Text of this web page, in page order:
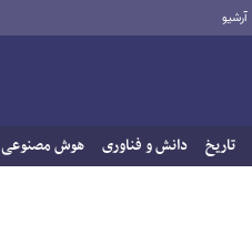
آرشیو
تاریخ دانش و فناوری هوش مصنوعی